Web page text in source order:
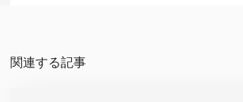
関連する記事